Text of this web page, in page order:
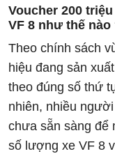
Voucher 200
VF 8 như thế nào
Theo chính sách
hiệu đang sản
theo đúng số thứ
nhiên, nhiều
chưa sẵn sàng để
số lượng xe VF 8